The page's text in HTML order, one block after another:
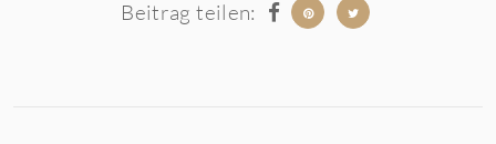
Beitrag teilen: